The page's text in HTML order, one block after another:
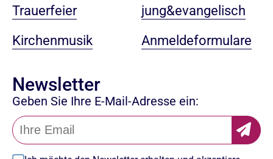
Trauerfeier
Kirchenmusik
jung&evangelisch
Anmeldeformulare
Newsletter
Geben Sie Ihre E-Mail-Adresse ein: